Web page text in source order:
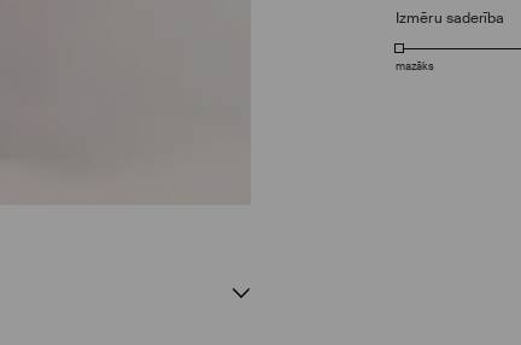
Izmēru saderība
mazāks